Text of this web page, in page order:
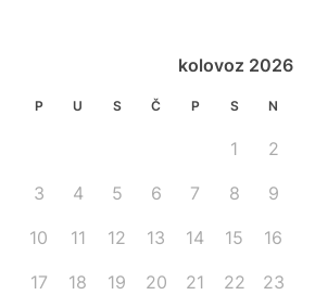
kolovoz 2026
P U S Č P S N
1 2
3 4 5 6 7 8 9
10 11 12 13 14 15 16
17 18 19 20 21 22 23